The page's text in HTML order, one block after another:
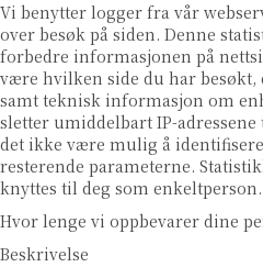
Vi benytter logger fra vår
over besøk på siden. Denne
forbedre informasjonen på
være hvilken side du har
samt teknisk informasjon om
sletter umiddelbart IP-
det ikke være mulig å
resterende parameterne.
knyttes til deg som enkeltperson.
Hvor lenge vi oppbevarer dine
Beskrivelse